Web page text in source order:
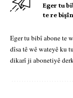
Eger tu
te re
Eger tu bibî abone te
dîsa tê wê wateyê ku tu
dikarî ji abonetiyê